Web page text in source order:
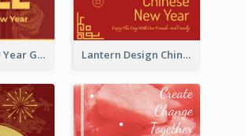
Chinese New Year Greeting Card With Dragon Decorations Lantern Design Chinese New Year Greeting Card